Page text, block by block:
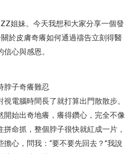
姐妹。今天我想和大家分享一個發
於皮膚奇癢如何通過禱告立刻得醫
心與感恩。
脖子奇癢難忍
電腦時間長了就打算出門散散步。
開始出奇地癢，癢得鑽心，完全不像
命抓，整個脖子很快就紅成一片，
心，問我：“要不要先回去？”我說